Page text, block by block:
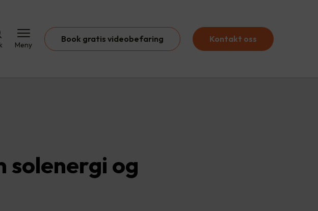
Meny
Book gratis videobefaring Kontakt oss
solenergi og